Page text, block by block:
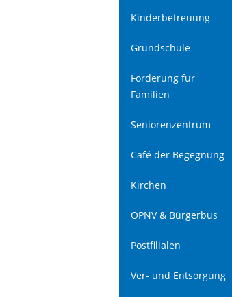
Kinderbetreuung
Grundschule
Förderung für
Familien
Seniorenzentrum
Café der Begegnung
Kirchen
ÖPNV & Bürgerbus
Postfilialen
Ver- und Entsorgung